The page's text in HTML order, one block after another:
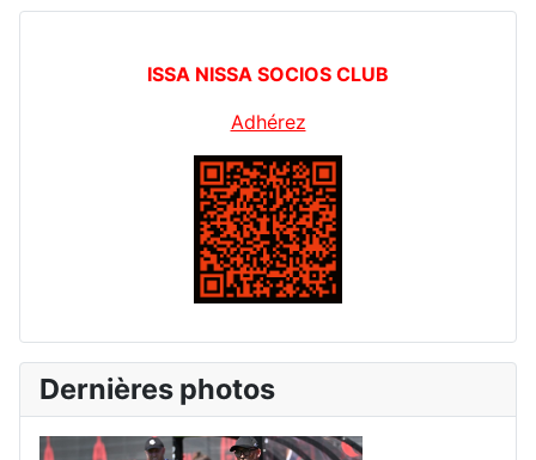
ISSA NISSA SOCIOS CLUB
Adhérez
Dernières photos